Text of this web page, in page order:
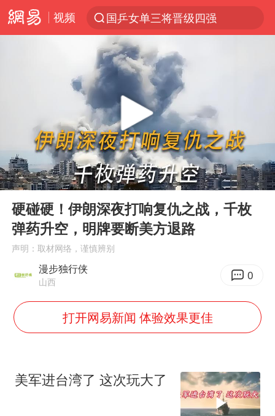
视频
国乒女单三将晋级四强
光影经济撬动暑期消费新蓝海
陈思诚零点晒照为佟丽娅庆生
郑丽文：台湾从来没有“独立”过
情侣平潭拍日出坠崖1死1伤
梁家辉：到内地拍戏不是北上是回归
全民健身事业高质量发展
茅台部分直营店飞天茅台提价
酒店回应车内过夜被收150元
黄金牛市回来了吗
Play
00:00 03:55
硬碰硬！伊朗深夜打响复仇之战，千枚
弹药升空，明牌要断美方退路
声明：取材网络，谨慎辨别
漫步独行侠
山西 0
打开网易新闻 体验效果更佳
美军进台湾了 这次玩大了